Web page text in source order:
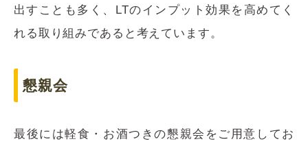
出すことも多く、LTのインプット効果を高めてく
れる取り組みであると考えています。
懇親会
最後には軽食・お酒つきの懇親会をご用意してお